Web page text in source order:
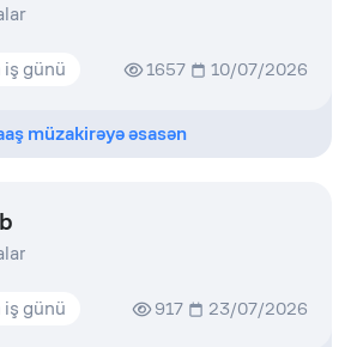
iş günü 1657 10/07/2026
müzakirəyə əsasən
iş günü 917 23/07/2026